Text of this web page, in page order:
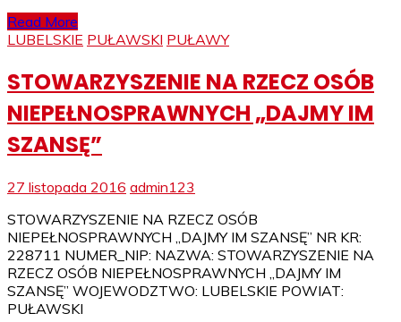
Read More
LUBELSKIE PUŁAWSKI PUŁAWY
STOWARZYSZENIE NA RZECZ OSÓB
NIEPEŁNOSPRAWNYCH „DAJMY IM
SZANSĘ”
27 listopada 2016 admin123
STOWARZYSZENIE NA RZECZ OSÓB
NIEPEŁNOSPRAWNYCH „DAJMY IM SZANSĘ” NR KR:
228711 NUMER_NIP: NAZWA: STOWARZYSZENIE NA
RZECZ OSÓB NIEPEŁNOSPRAWNYCH „DAJMY IM
SZANSĘ” WOJEWODZTWO: LUBELSKIE POWIAT:
PUŁAWSKI